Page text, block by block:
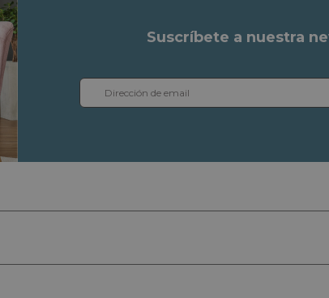
Suscríbete a nuestra